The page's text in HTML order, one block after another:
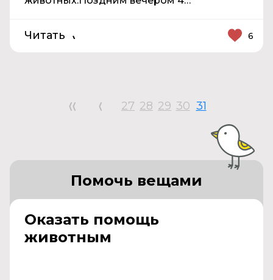
Читать 6
27 28 29 30 31
Оказать помощь
животным
Помочь вещами